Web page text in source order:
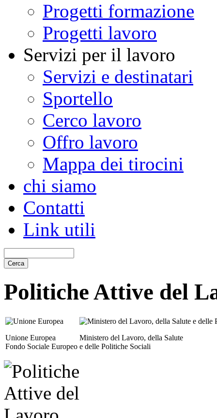
Progetti formazione
Progetti lavoro
Servizi per il lavoro
Servizi e destinatari
Sportello
Cerco lavoro
Offro lavoro
Mappa dei tirocini
chi siamo
Contatti
Link utili
Politiche Attive del
Unione Europea
Fondo Sociale Europeo
Ministero del Lavoro, della Salute
e delle Politiche Sociali